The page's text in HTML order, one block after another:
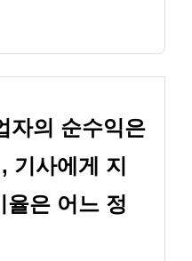
자의 순수익은
기사에게 지
율은 어느 정